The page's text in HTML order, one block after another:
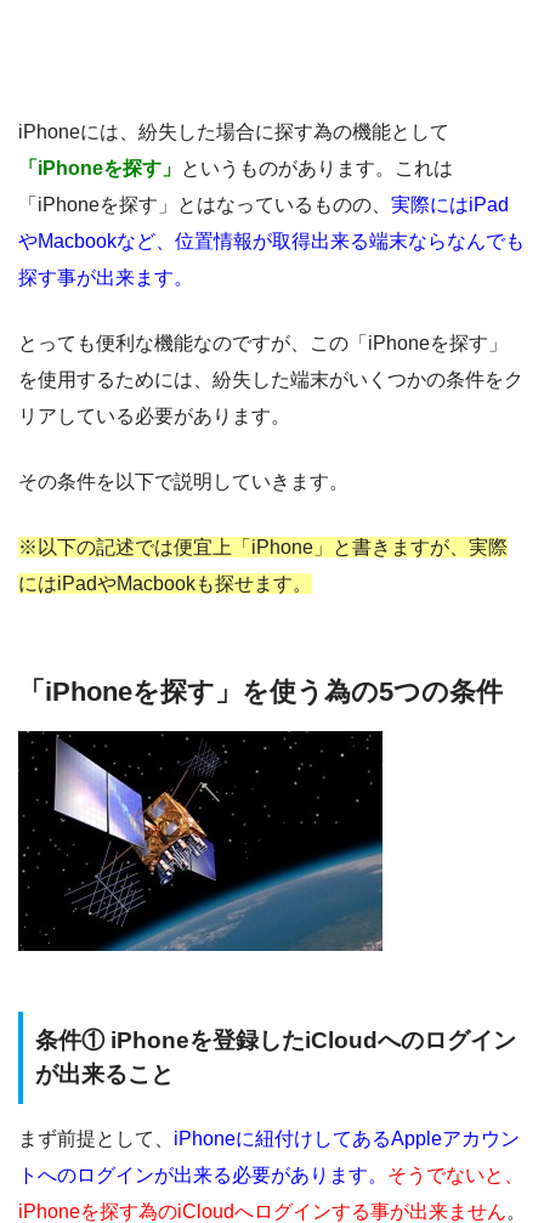
iPhoneには、紛失した場合に探す為の機能として
「iPhoneを探す」 というものがあります。これは
「iPhoneを探す」とはなっているものの、 実際にはiPad
やMacbookなど、位置情報が取得出来る端末ならなんでも
探す事が出来ます。
とっても便利な機能なのですが、この「iPhoneを探す」
を使用するためには、紛失した端末がいくつかの条件をク
リアしている必要があります。
その条件を以下で説明していきます。
※以下の記述では便宜上「iPhone」と書きますが、実際
にはiPadやMacbookも探せます。
「iPhoneを探す」を使う為の5つの条件
条件① iPhoneを登録したiCloudへのログイン
が出来ること
まず前提として、 iPhoneに紐付けしてあるAppleアカウン
トへのログインが出来る必要があります。 そうでないと、
iPhoneを探す為のiCloudへログインする事が出来ません。